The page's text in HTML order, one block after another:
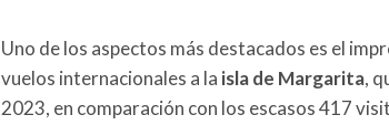
Uno de los aspectos más destacados es el
vuelos internacionales a la isla de Margarita,
2023, en comparación con los escasos 417